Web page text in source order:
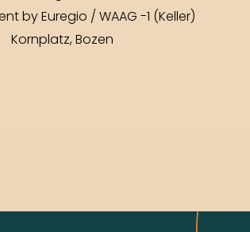
by Euregio / WAAG -1 (Keller)
Kornplatz, Bozen